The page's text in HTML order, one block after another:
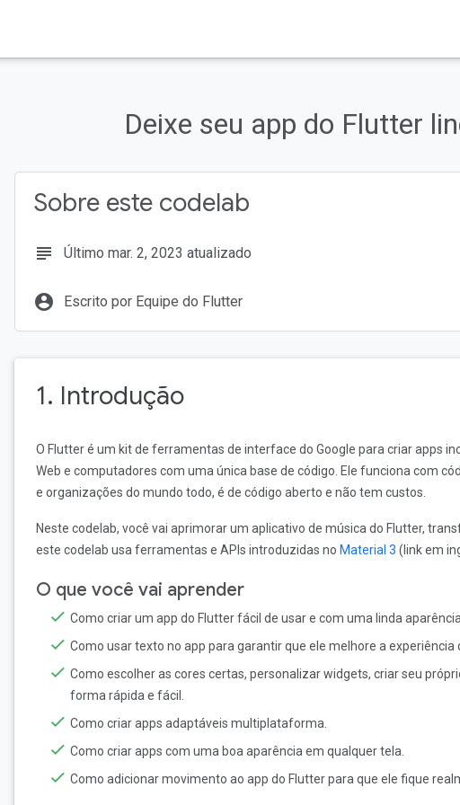
Deixe seu app do Flutter
Sobre este codelab
subject Último mar. 2, 2023 atualizado
account_circle Escrito por Equipe do Flutter
1. Introdução
O Flutter é um kit de ferramentas de interface do Google para criar apps
Web e computadores com uma única base de código. Ele funciona com
e organizações do mundo todo, é de código aberto e não tem custos.
Neste codelab, você vai aprimorar um aplicativo de música do Flutter,
este codelab usa ferramentas e APIs introduzidas no Material 3 (link em
O que você vai aprender
Como criar um app do Flutter fácil de usar e com uma linda
Como usar texto no app para garantir que ele melhore a experiência
Como escolher as cores certas, personalizar widgets, criar seu
forma rápida e fácil.
Como criar apps adaptáveis multiplataforma.
Como criar apps com uma boa aparência em qualquer tela.
Como adicionar movimento ao app do Flutter para que ele fique